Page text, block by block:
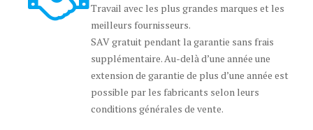
Travail avec les plus grandes marques et les
meilleurs fournisseurs.
SAV gratuit pendant la garantie sans frais
supplémentaire. Au-delà d’une année une
extension de garantie de plus d’une année est
possible par les fabricants selon leurs
conditions générales de vente.